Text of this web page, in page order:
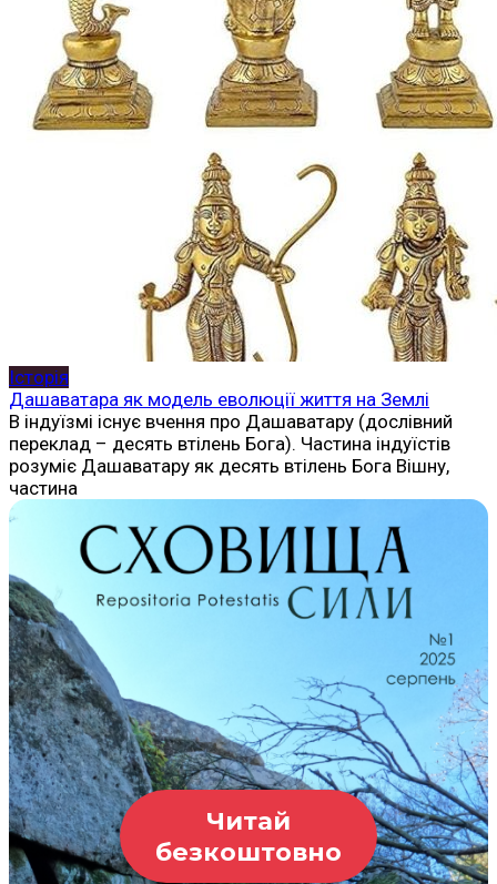
Історія
Дашаватара як модель еволюції життя на Землі
В індуїзмі існує вчення про Дашаватару (дослівний
переклад – десять втілень Бога). Частина індуїстів
розуміє Дашаватару як десять втілень Бога Вішну,
частина
Читай
безкоштовно